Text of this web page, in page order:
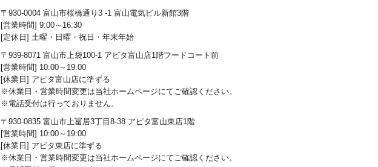
〒930-0004 富山市桜橋通り3 -1 富山電気ビル新館3階
[営業時間] 9:00～16:30
[定休日] 土曜・日曜・祝日・年末年始
〒939-8071 富山市上袋100-1 アピタ富山店1階フードコート前
[営業時間] 10:00～19:00
[休業日] アピタ富山店に準ずる
※休業日・営業時間変更は当社ホームページにてご確認ください。
※電話受付は行っておりません。
〒930-0835 富山市上冨居3丁目8-38 アピタ富山東店1階
[営業時間] 10:00～19:00
[休業日] アピタ東店に準ずる
※休業日・営業時間変更は当社ホームページにてご確認ください。